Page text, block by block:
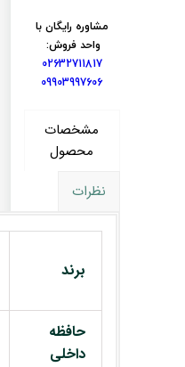
مشاوره رایگان با
واحد فروش:
02632711817
09903997606
مشخصات
محصول
نظرات
برند
حافظه
داخلی